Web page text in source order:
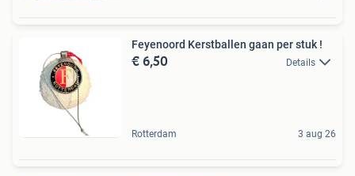
Feyenoord Kerstballen gaan per stuk !
€ 6,50 Details
Rotterdam 3 aug 26